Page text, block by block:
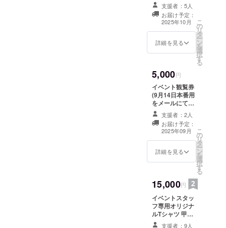
晴天ともに会場
までのご移動は
各自でお願い致
日 11時~13時
予定 （時間は天
場合がございま
す） ・場所：岐
阜県不破郡関ヶ
原町笹尾山 ・支
援者様の交通費
や滞在費は各自
でご負担くださ
い。 ・クラウド
ファンディング
終了後、会場な
ど詳細情報を
のイベント写真
データ(オフ
ショット含む）
をお送り致しま
す。 ※お送りす
る写真データの
集、転売等の行
為を禁止致しま
す。
支援者：5人
お届け予定：
2025年10月
詳細を見る
こ
の
リ
タ
ー
ン
を
選
択
す
る
5,000円
イベント観覧券
(9月14日本番用
をメールにて送
付) イベント本番
笹尾山での観覧
を一般の方が入
れない場所での
観覧にご招待い
たします。 雨天
方が入れない屋
内会場へのご入
場ができ観覧が
できます。 (雨
天、晴天ともに
会場までのご移
支援者：2人
お届け予定：
2025年09月
詳細を見る
こ
の
リ
タ
ー
ン
を
選
択
す
る
15,000円
イベントスタッ
フ専用オリジナ
ルTシャツ 甲冑
まみれ大行軍イ
支援者：9人